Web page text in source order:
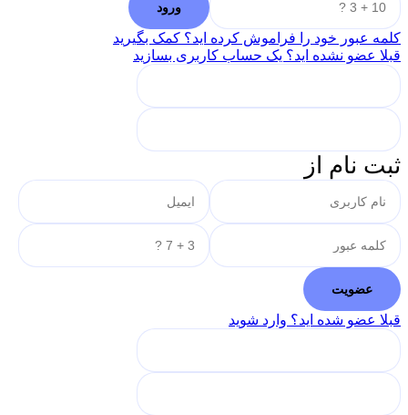
کلمه عبور خود را فراموش کرده اید؟ کمک بگیرید
قبلا عضو نشده اید؟ یک حساب کاربری بسازید
ثبت نام از
قبلا عضو شده اید؟ وارد شوید